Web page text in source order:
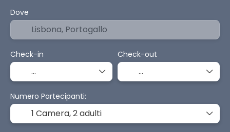
Dove
Check-in Check-out
Numero Partecipanti:
1 Camera,2 adulti